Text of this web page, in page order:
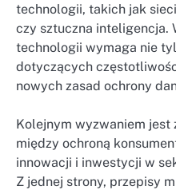
technologii, takich jak
czy sztuczna inteligencja.
technologii wymaga nie
dotyczących
nowych zasad ochrony
Kolejnym wyzwaniem jest
między ochroną
innowacji i inwestycji w
Z jednej strony, przepisy